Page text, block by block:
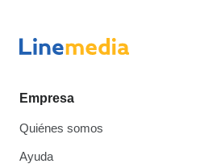
Empresa
Quiénes somos
Ayuda